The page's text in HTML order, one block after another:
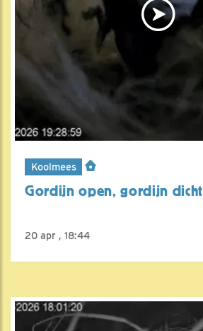
Koolmees
Gordijn open, gordijn dicht
20 apr , 18:44